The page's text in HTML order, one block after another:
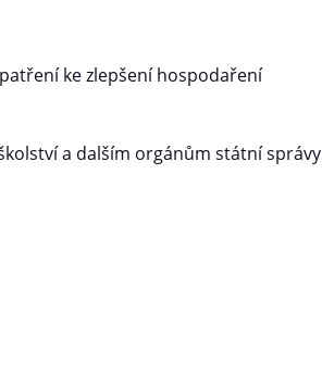
ke zlepšení hospodaření
a dalším orgánům státní správy